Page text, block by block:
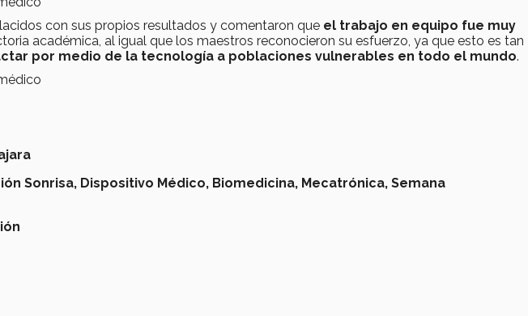
con sus propios resultados y comentaron que el trabajo en equipo fue muy
académica, al igual que los maestros reconocieron su esfuerzo, ya que esto es tan
por medio de la tecnología a poblaciones vulnerables en todo el mundo.
Sonrisa, Dispositivo Médico, Biomedicina, Mecatrónica, Semana